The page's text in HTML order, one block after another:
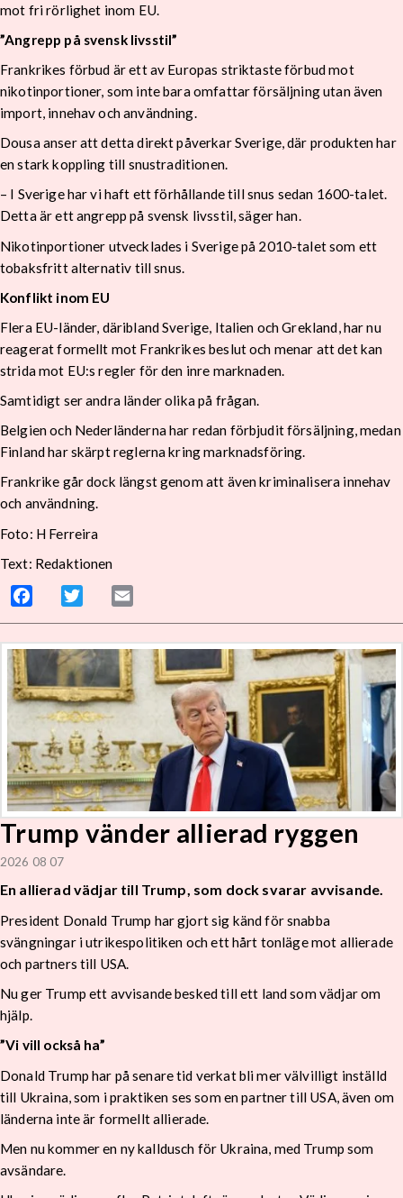
mot fri rörlighet inom EU.
”Angrepp på svensk livsstil”
Frankrikes förbud är ett av Europas striktaste förbud mot
nikotinportioner, som inte bara omfattar försäljning utan även
import, innehav och användning.
Dousa anser att detta direkt påverkar Sverige, där produkten har
en stark koppling till snustraditionen.
– I Sverige har vi haft ett förhållande till snus sedan 1600-talet.
Detta är ett angrepp på svensk livsstil, säger han.
Nikotinportioner utvecklades i Sverige på 2010-talet som ett
tobaksfritt alternativ till snus.
Konflikt inom EU
Flera EU-länder, däribland Sverige, Italien och Grekland, har nu
reagerat formellt mot Frankrikes beslut och menar att det kan
strida mot EU:s regler för den inre marknaden.
Samtidigt ser andra länder olika på frågan.
Belgien och Nederländerna har redan förbjudit försäljning, medan
Finland har skärpt reglerna kring marknadsföring.
Frankrike går dock längst genom att även kriminalisera innehav
och användning.
Foto: H Ferreira
Text: Redaktionen
Facebook Twitter
Trump vänder allierad ryggen
2026 08 07
En allierad vädjar till Trump, som dock svarar avvisande.
President Donald Trump har gjort sig känd för snabba
svängningar i utrikespolitiken och ett hårt tonläge mot allierade
och partners till USA.
Nu ger Trump ett avvisande besked till ett land som vädjar om
hjälp.
”Vi vill också ha”
Donald Trump har på senare tid verkat bli mer välvilligt inställd
till Ukraina, som i praktiken ses som en partner till USA, även om
länderna inte är formellt allierade.
Men nu kommer en ny kalldusch för Ukraina, med Trump som
avsändare.